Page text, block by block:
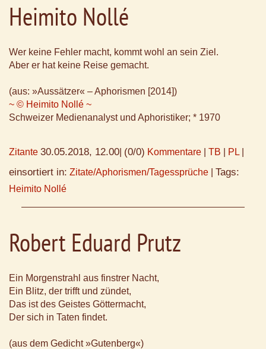
Heimito Nollé
Wer keine Fehler macht, kommt wohl an sein Ziel.
Aber er hat keine Reise gemacht.
(aus: »Aussätzer« – Aphorismen [2014])
~ © Heimito Nollé ~
Schweizer Medienanalyst und Aphoristiker; * 1970
Zitante 30.05.2018, 12.00 (0/0) Kommentare TB PL
einsortiert in: Zitate/Aphorismen/Tagessprüche Tags:
Heimito Nollé
Robert Eduard Prutz
Ein Morgenstrahl aus finstrer Nacht,
Ein Blitz, der trifft und zündet,
Das ist des Geistes Göttermacht,
Der sich in Taten findet.
(aus dem Gedicht »Gutenberg«)